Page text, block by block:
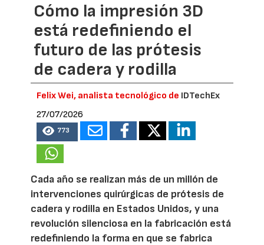
Cómo la impresión 3D
está redefiniendo el
futuro de las prótesis
de cadera y rodilla
Felix Wei, analista tecnológico de IDTechEx
27/07/2026
773
Cada año se realizan más de un millón de
intervenciones quirúrgicas de prótesis de
cadera y rodilla en Estados Unidos, y una
revolución silenciosa en la fabricación está
redefiniendo la forma en que se fabrica